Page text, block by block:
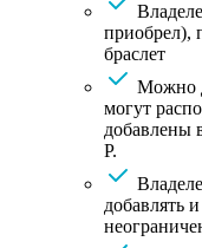
приобрел),
браслет
Можно
могут
добавлены
Р.
добавлять